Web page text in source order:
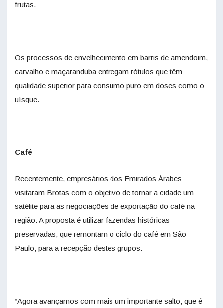
frutas.
Os processos de envelhecimento em barris de amendoim,
carvalho e maçaranduba entregam rótulos que têm
qualidade superior para consumo puro em doses como o
uísque.
Café
Recentemente, empresários dos Emirados Árabes
visitaram Brotas com o objetivo de tornar a cidade um
satélite para as negociações de exportação do café na
região. A proposta é utilizar fazendas históricas
preservadas, que remontam o ciclo do café em São
Paulo, para a recepção destes grupos.
“Agora avançamos com mais um importante salto, que é